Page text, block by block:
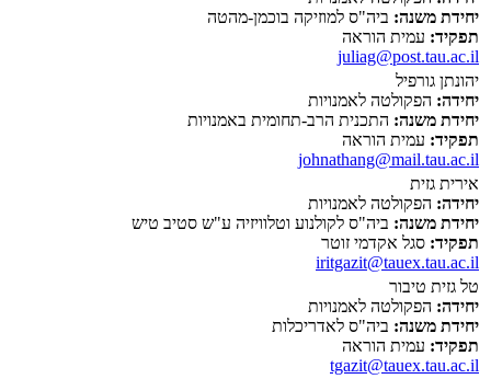
יחידת משנה: ביה"ס למוזיקה בוכמן-מהטה
תפקיד: עמית הוראה
juliag@post.tau.ac.il
יהונתן גורפיל
יחידה: הפקולטה לאמנויות
יחידת משנה: התכנית הרב-תחומית באמנויות
תפקיד: עמית הוראה
johnathang@mail.tau.ac.il
אירית גזית
יחידה: הפקולטה לאמנויות
יחידת משנה: ביה"ס לקולנוע וטלוויזיה ע"ש סטיב טיש
תפקיד: סגל אקדמי זוטר
iritgazit@tauex.tau.ac.il
טל גזית טיבור
יחידה: הפקולטה לאמנויות
יחידת משנה: ביה"ס לאדריכלות
תפקיד: עמית הוראה
tgazit@tauex.tau.ac.il